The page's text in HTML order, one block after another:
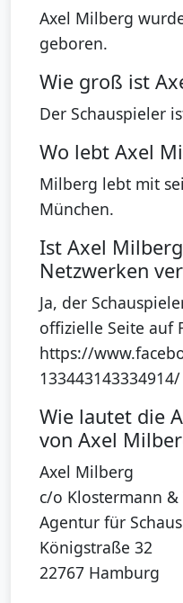
Axel Milberg
geboren.
Wie groß ist
Der Schauspieler
Wo lebt Axel
Milberg lebt mit
München.
Ist Axel
Netzwerken
Ja, der
offizielle Seite auf
https://
133443143334914/
Wie lautet die
von Axel
Axel Milberg
c/o Klostermann &
Agentur für
Königstraße 32
22767 Hamburg